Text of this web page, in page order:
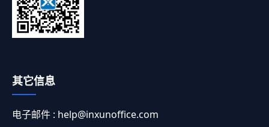
其它信息
电子邮件 : help@inxunoffice.com